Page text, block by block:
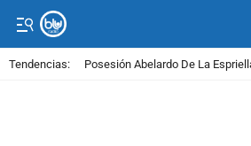
Tendencias: Posesión Abelardo De La